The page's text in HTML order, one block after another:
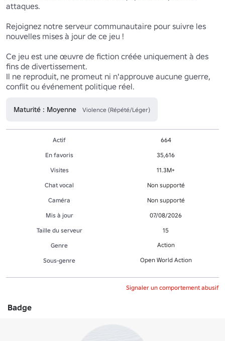
attaques.
Rejoignez notre serveur communautaire pour suivre les
nouvelles mises à jour de ce jeu !
Ce jeu est une œuvre de fiction créée uniquement à des
fins de divertissement.
Il ne reproduit, ne promeut ni n'approuve aucune guerre,
conflit ou événement politique réel.
Maturité : Moyenne Violence (Répété/Léger)
Actif
664
En favoris
35,616
Visites
11.3M+
Chat vocal
Non supporté
Caméra
Non supporté
Mis à jour
07/08/2026
Taille du serveur
15
Genre
Action
Sous-genre Open World Action
Signaler un comportement abusif
Badge